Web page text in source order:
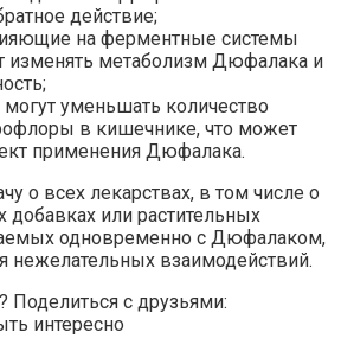
действие;
на ферментные системы
изменять метаболизм Дюфалака и
уменьшать количество
в кишечнике, что может
применения Дюфалака.
о всех лекарствах, в том числе о
или растительных
одновременно с Дюфалаком,
нежелательных взаимодействий.
Поделиться с друзьями:
интересно